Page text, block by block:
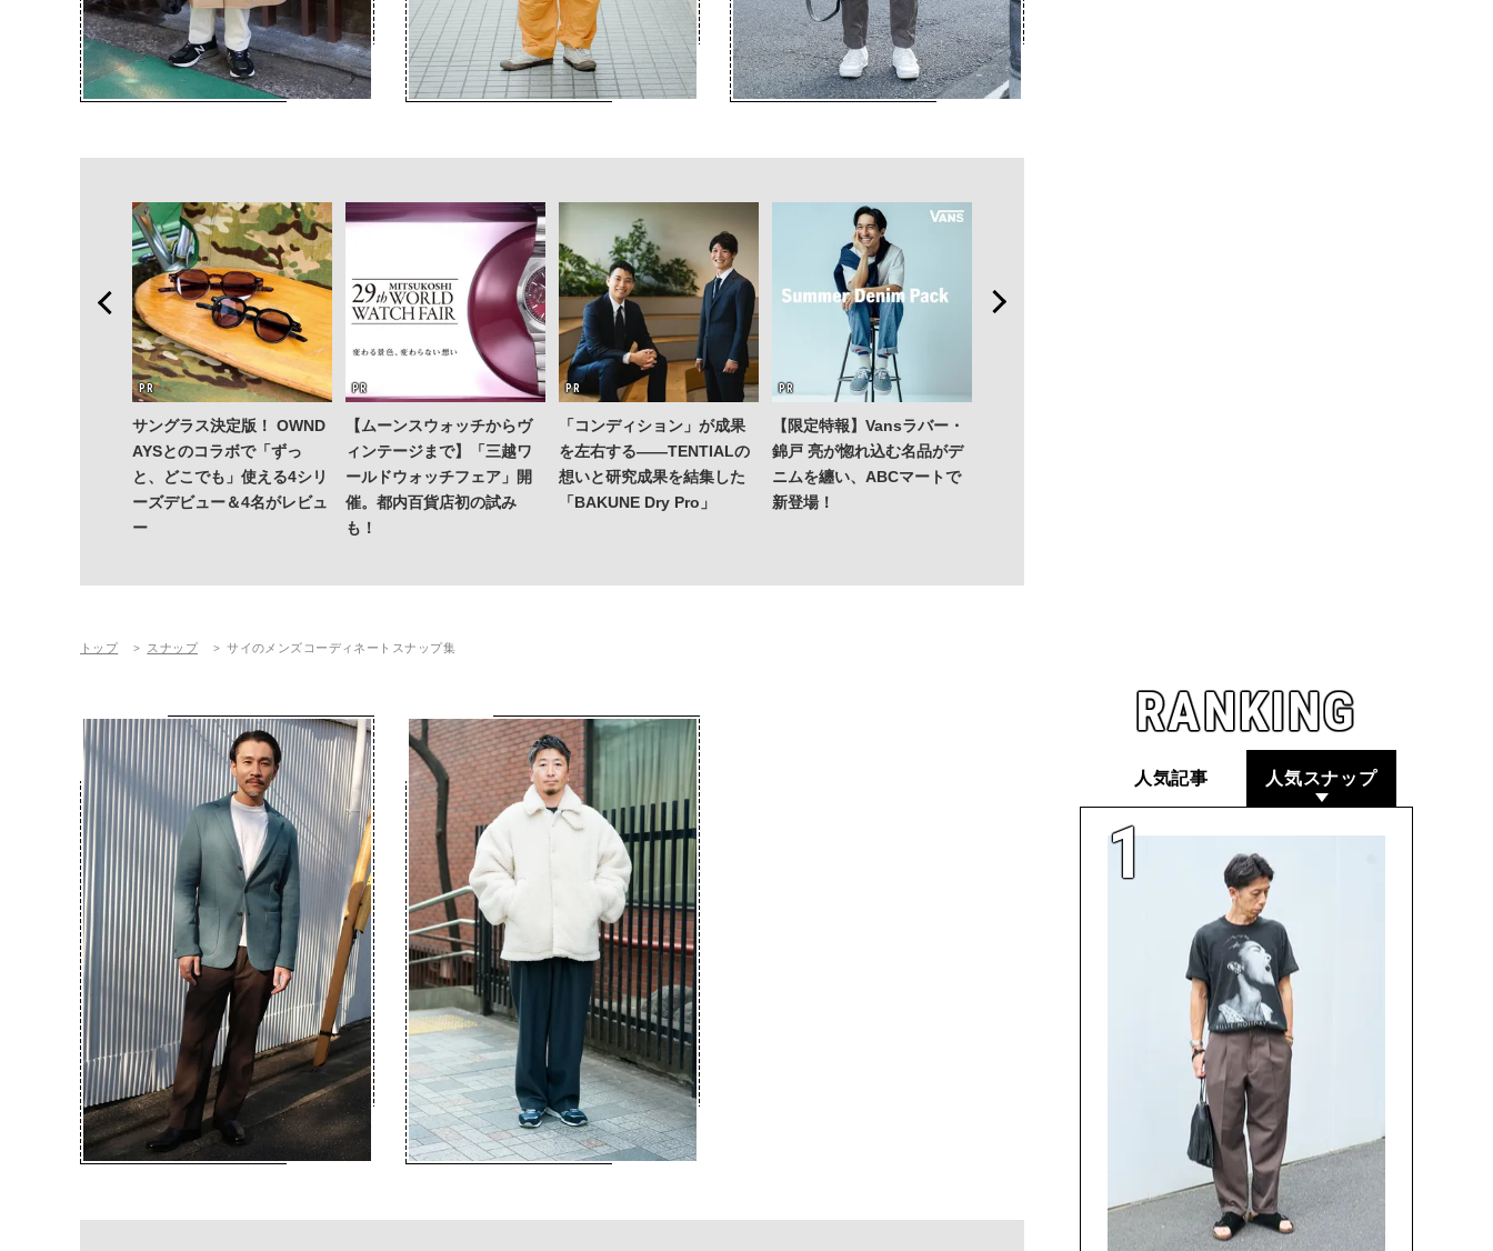
サングラス決定版！ OWND
AYSとのコラボで「ずっ
と、どこでも」使える4シリ
ーズデビュー＆4名がレビュ
ー
【ムーンスウォッチからヴ
ィンテージまで】「三越ワ
ールドウォッチフェア」開
催。都内百貨店初の試み
も！
「コンディション」が成果
を左右する——TENTIALの
想いと研究成果を結集した
「BAKUNE Dry Pro」
【限定特報】Vansラバー・
錦戸 亮が惚れ込む名品がデ
ニムを纏い、ABCマートで
新登場！
トップ スナップ サイのメンズコーディネートスナップ集
RANKING
人気記事 人気スナップ